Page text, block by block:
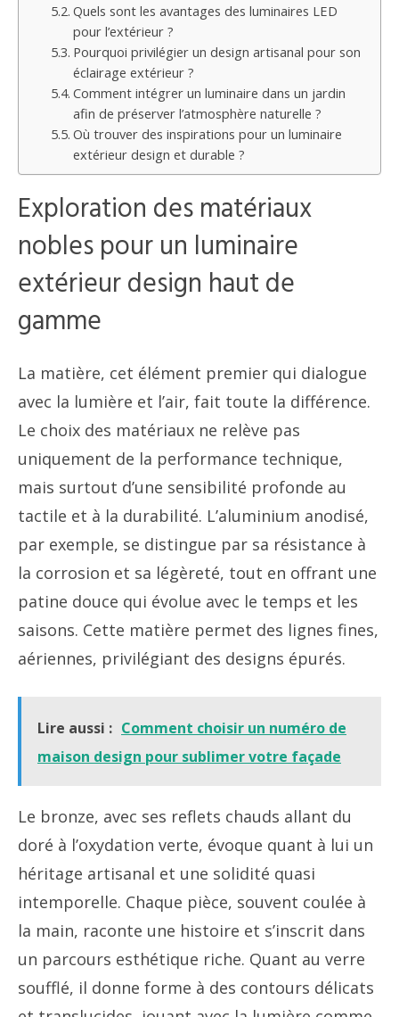
Quels sont les avantages des luminaires LED
pour l’extérieur ?
Pourquoi privilégier un design artisanal pour son
éclairage extérieur ?
Comment intégrer un luminaire dans un jardin
afin de préserver l’atmosphère naturelle ?
Où trouver des inspirations pour un luminaire
extérieur design et durable ?
Exploration des matériaux
nobles pour un luminaire
extérieur design haut de
gamme
La matière, cet élément premier qui dialogue
avec la lumière et l’air, fait toute la différence.
Le choix des matériaux ne relève pas
uniquement de la performance technique,
mais surtout d’une sensibilité profonde au
tactile et à la durabilité. L’aluminium anodisé,
par exemple, se distingue par sa résistance à
la corrosion et sa légèreté, tout en offrant une
patine douce qui évolue avec le temps et les
saisons. Cette matière permet des lignes fines,
aériennes, privilégiant des designs épurés.
Lire aussi : Comment choisir un numéro de
maison design pour sublimer votre façade
Le bronze, avec ses reflets chauds allant du
doré à l’oxydation verte, évoque quant à lui un
héritage artisanal et une solidité quasi
intemporelle. Chaque pièce, souvent coulée à
la main, raconte une histoire et s’inscrit dans
un parcours esthétique riche. Quant au verre
soufflé, il donne forme à des contours délicats